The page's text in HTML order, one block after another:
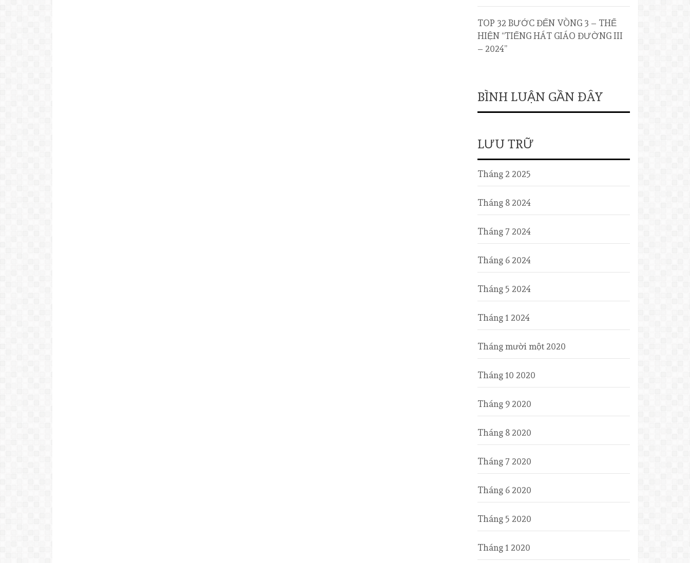
TOP 32 BƯỚC ĐẾN VÒNG 3 – THỂ
HIỆN “TIẾNG HÁT GIÁO ĐƯỜNG III
– 2024”
BÌNH LUẬN GẦN ĐÂY
LƯU TRỮ
Tháng 2 2025
Tháng 8 2024
Tháng 7 2024
Tháng 6 2024
Tháng 5 2024
Tháng 1 2024
Tháng mười một 2020
Tháng 10 2020
Tháng 9 2020
Tháng 8 2020
Tháng 7 2020
Tháng 6 2020
Tháng 5 2020
Tháng 1 2020